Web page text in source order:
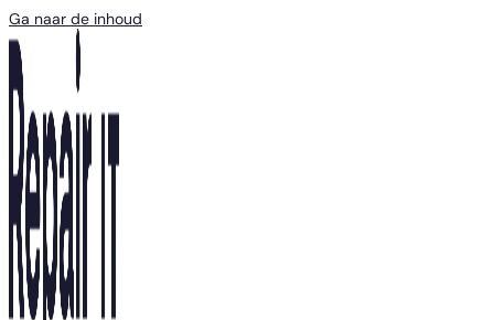
Ga naar de inhoud